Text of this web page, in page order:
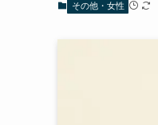
その他・女性